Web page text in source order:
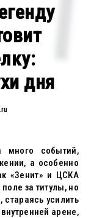
дня
много событий,
а особенно
«Зенит» и ЦСКА
за титулы, но
усилить
арене,